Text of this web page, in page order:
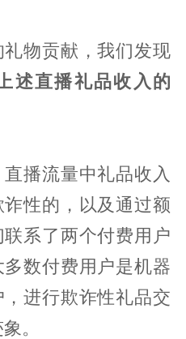
物贡献，我们发现
述直播礼品收入的
播流量中礼品收入
性的，以及通过额
系了两个付费用户
数付费用户是机器
进行欺诈性礼品交
。